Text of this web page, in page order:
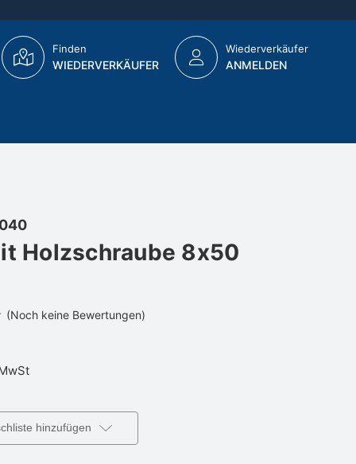
Finden
WIEDERVERKÄUFER
Wiederverkäufer
ANMELDEN
Holzschraube 8x50
(Noch keine Bewertungen)
hinzufügen